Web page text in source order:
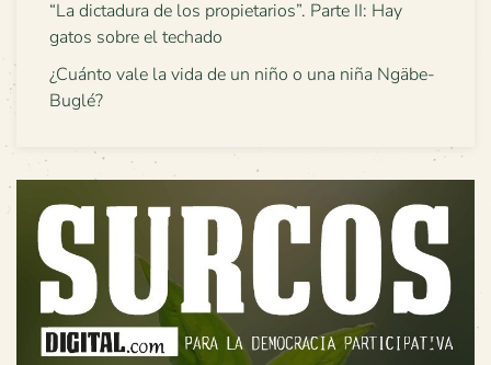
“La dictadura de los propietarios”. Parte II: Hay
gatos sobre el techado
¿Cuánto vale la vida de un niño o una niña Ngäbe-
Buglé?